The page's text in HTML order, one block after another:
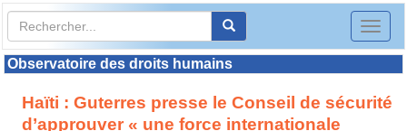
Toggle
Observatoire des droits humains
Haïti : Guterres presse le Conseil de sécurité
d’approuver « une force internationale